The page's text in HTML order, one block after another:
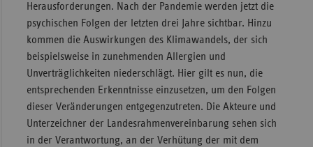
Herausforderungen. Nach der Pandemie werden jetzt die
psychischen Folgen der letzten drei Jahre sichtbar. Hinzu
kommen die Auswirkungen des Klimawandels, der sich
beispielsweise in zunehmenden Allergien und
Unverträglichkeiten niederschlägt. Hier gilt es nun, die
entsprechenden Erkenntnisse einzusetzen, um den Folgen
dieser Veränderungen entgegenzutreten. Die Akteure und
Unterzeichner der Landesrahmenvereinbarung sehen sich
in der Verantwortung, an der Verhütung der mit dem